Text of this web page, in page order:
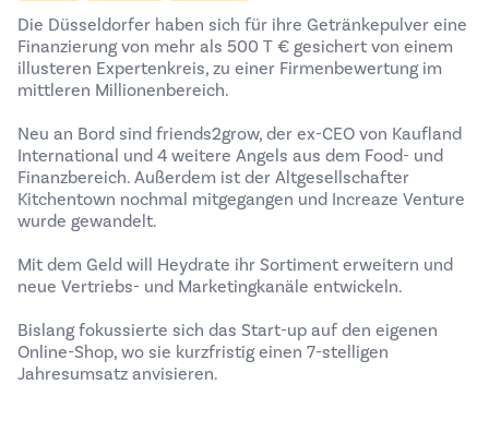
Die Düsseldorfer haben sich für ihre Getränkepulver eine
Finanzierung von mehr als 500 T € gesichert von einem
illusteren Expertenkreis, zu einer Firmenbewertung im
mittleren Millionenbereich.
Neu an Bord sind friends2grow, der ex-CEO von Kaufland
International und 4 weitere Angels aus dem Food- und
Finanzbereich. Außerdem ist der Altgesellschafter
Kitchentown nochmal mitgegangen und Increaze Venture
wurde gewandelt.
Mit dem Geld will Heydrate ihr Sortiment erweitern und
neue Vertriebs- und Marketingkanäle entwickeln.
Bislang fokussierte sich das Start-up auf den eigenen
Online-Shop, wo sie kurzfristig einen 7-stelligen
Jahresumsatz anvisieren.